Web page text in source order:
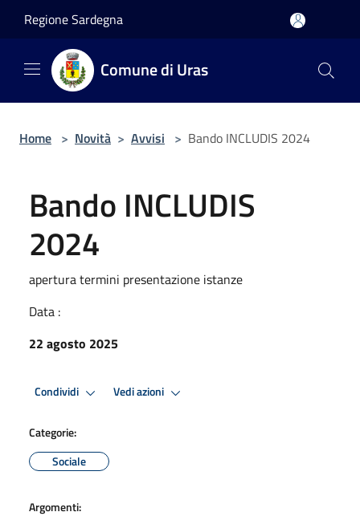
Regione Sardegna
Comune di Uras
Home > Novità > Avvisi > Bando INCLUDIS 2024
Bando INCLUDIS
2024
apertura termini presentazione istanze
Data :
22 agosto 2025
Condividi Vedi azioni
Categorie:
Sociale
Argomenti: